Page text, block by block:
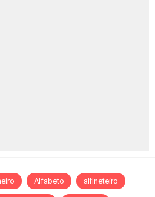
Alfabeto alfineteiro